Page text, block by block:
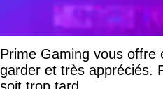
Prime Gaming vous offre
garder et très appréciés.